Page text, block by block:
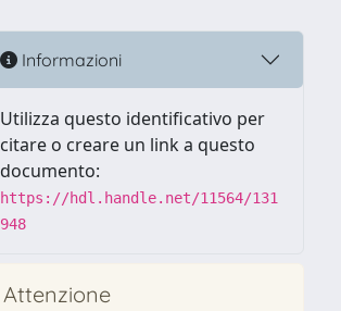
Informazioni
Utilizza questo identificativo per
citare o creare un link a questo
documento:
https://hdl.handle.net/11564/131
948
Attenzione